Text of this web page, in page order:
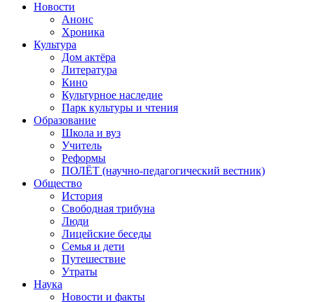
Новости
Анонс
Хроника
Культура
Дом актёра
Литература
Кино
Культурное наследие
Парк культуры и чтения
Образование
Школа и вуз
Учитель
Реформы
ПОЛЁТ (научно-педагогический вестник)
Общество
История
Свободная трибуна
Люди
Лицейские беседы
Семья и дети
Путешествие
Утраты
Наука
Новости и факты